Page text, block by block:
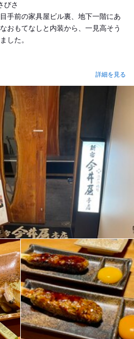
びさ
手前の家具屋ビル裏、地下一階にあ
おもてなしと内装から、一見高そう
した。
詳細を見る